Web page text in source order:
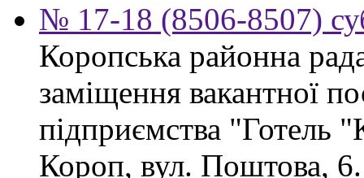
№ 17-18 (8506-8507)
Коропська районна
заміщення вакантної
підприємства "Готель
Короп, вул. Поштова, 6.